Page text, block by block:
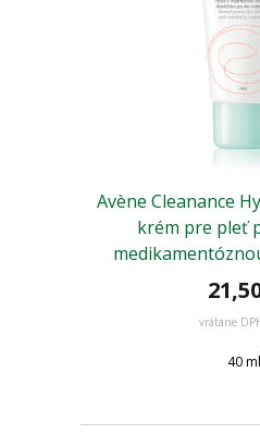
Avène Cleanance
krém pre pleť
vrátane
40 ml